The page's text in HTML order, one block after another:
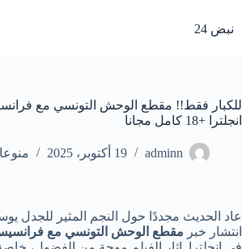
المحتوى
نبض 24
للكبار فقط!! مقطع الوحش التونسي مع
انجلترا +18 كامل مجانا
adminn 19 أكتوبر، 2025
عاد الحديث مجددًا حول النجم المثير للجدل
انتشار خبر مقطع الوحش التونسي مع